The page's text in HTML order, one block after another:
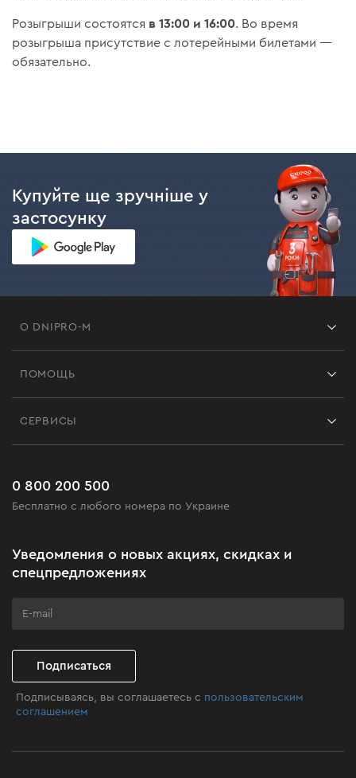
Розыгрыши состоятся в 13:00 и 16:00. Во время
розыгрыша присутствие с лотерейными билетами —
обязательно.
Купуйте ще зручніше у
застосунку
О DNIPRO-M
Черная пятница
Клуб мастерства
ПОМОЩЬ
Часто задаваемые вопросы
СЕРВИСЫ
0 800 200 500
Бесплатно с любого номера по Украине
Уведомления о новых акциях, скидках и
спецпредложениях
Подписаться
Подписываясь, вы соглашаетесь с пользовательским
соглашением